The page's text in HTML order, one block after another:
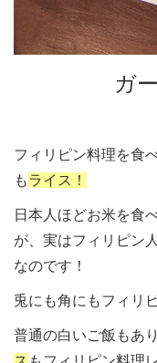
ガ
フィリピン料理を食
もライス！
日本人ほどお米を食
が、実はフィリピン
なのです！
兎にも角にもフィリ
普通の白いご飯もあ